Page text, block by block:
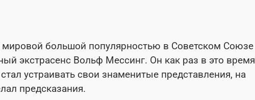
большой популярностью в Советском Союзе
экстрасенс Вольф Мессинг. Он как раз в это время
устраивать свои знаменитые представления, на
предсказания.